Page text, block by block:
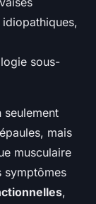
sous-
seulement
mais
musculaire
symptômes
,